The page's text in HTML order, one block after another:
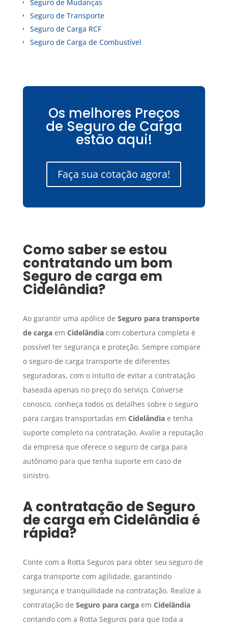
Seguro de Mudanças
Seguro de Transporte
Seguro de Carga RCF
Seguro de Carga de Combustível
Os melhores Preços
de Seguro de Carga
estão aqui!
Faça sua cotação agora!
Como saber se estou
contratando um bom
Seguro de carga em
Cidelândia?
Ao garantir uma apólice de Seguro para transporte
de cargaem Cidelândiacom cobertura completa é
possível ter segurança e proteção. Sempre compare
o seguro de carga transporte de diferentes
seguradoras, com o intuito de evitar a contratação
baseada apenas no preço do serviço. Converse
conosco, conheça todos os detalhes sobre o seguro
para cargas transportadas em Cidelândiae tenha
suporte completo na contratação. Avalie a reputação
da empresa que oferece o seguro de carga para
autônomo para que tenha suporte em caso de
sinistro.
A contratação deSeguro
de carga em Cidelândia é
rápida?
Conte com a Rotta Seguros para obter seu seguro de
carga transporte com agilidade, garantindo
segurança e tranquilidade na contratação. Realize a
contratação de Seguro para cargaem Cidelândia
contando com a Rotta Seguros para que toda a